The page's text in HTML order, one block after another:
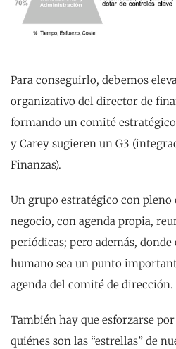
Para conseguirlo, debemos
organizativo del director de
formando un comité
y Carey sugieren un G3
Finanzas).
Un grupo estratégico con
negocio, con agenda propia,
periódicas; pero además,
humano sea un punto
agenda del comité de dirección.
También hay que esforzarse
quiénes son las “estrellas” de